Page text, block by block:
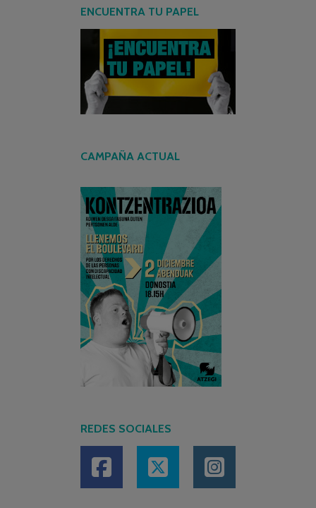
ENCUENTRA TU PAPEL
CAMPAÑA ACTUAL
REDES SOCIALES